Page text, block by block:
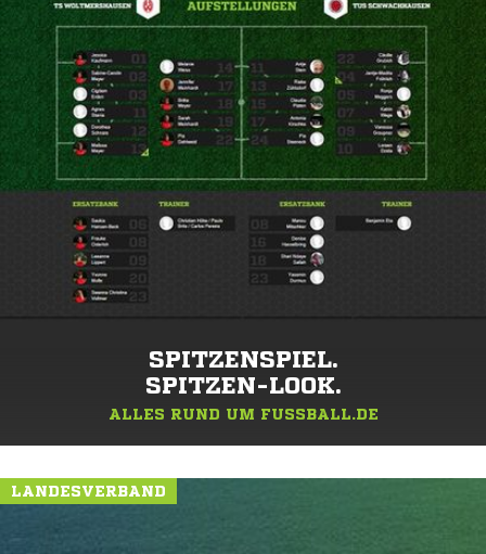
SPITZENSPIEL.
SPITZEN-LOOK.
ALLES RUND UM FUSSBALL.DE
LANDESVERBAND